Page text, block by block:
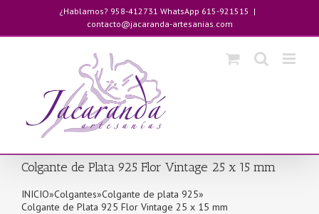
contenido
¿Hablamos? 958-412731 WhatsApp 615-921515 |
contacto@jacaranda-artesanias.com
Colgante de Plata 925 Flor Vintage 25 x 15 mm
INICIO»Colgantes»Colgante de plata 925»
Colgante de Plata 925 Flor Vintage 25 x 15 mm